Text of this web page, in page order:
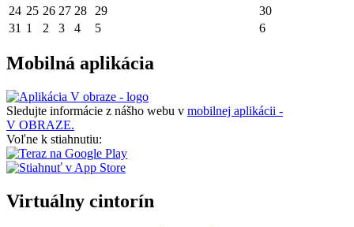
24 25 26 27 28 29
30
31 1 2 3 4 5 6
Mobilná aplikácia
Sledujte informácie z nášho webu v mobilnej aplikácii -
V OBRAZE.
Voľne k stiahnutiu:
Virtuálny cintorín